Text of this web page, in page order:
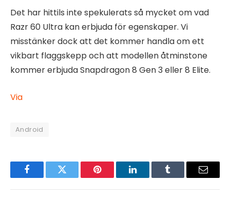
Det har hittils inte spekulerats så mycket om vad
Razr 60 Ultra kan erbjuda för egenskaper. Vi
misstänker dock att det kommer handla om ett
vikbart flaggskepp och att modellen åtminstone
kommer erbjuda Snapdragon 8 Gen 3 eller 8 Elite.
Via
Android
FacebookTwitter Pinterest LinkedInTumblr Email